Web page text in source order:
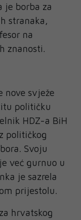
je borba za
stranaka,
na
znanosti.
nove svježe
političku
HDZ-a BiH
političkog
Svoju
već gurnuo u
je sazrela
prijestolu.
hrvatskog